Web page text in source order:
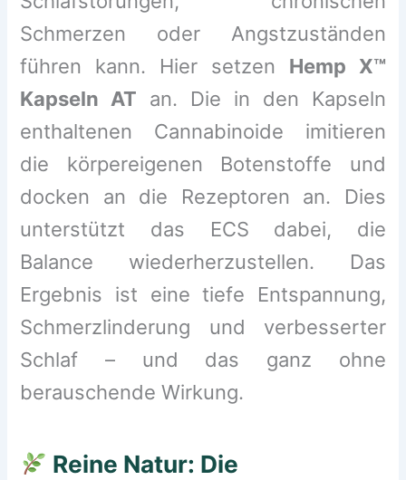
Schmerzen oder Angstzuständen
führen kann. Hier setzen Hemp X™
Kapseln AT an. Die in den Kapseln
enthaltenen Cannabinoide imitieren
die körpereigenen Botenstoffe und
docken an die Rezeptoren an. Dies
unterstützt das ECS dabei, die
Balance wiederherzustellen. Das
Ergebnis ist eine tiefe Entspannung,
Schmerzlinderung und verbesserter
Schlaf – und das ganz ohne
berauschende Wirkung.
Reine Natur: Die